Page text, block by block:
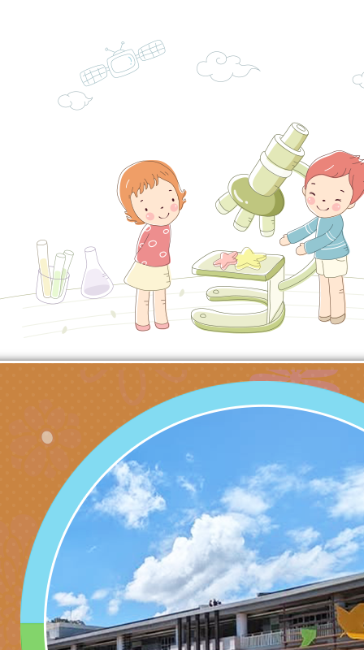
場線上座談會」活動
宣導影像素材
月份公共服務政策溝
其合輯一覽表1份（
https://reurl.cc/
檢送桃園市立慈文國
「115學年度體育班
函轉有關司法院辦理
財團法人人本教育文
擬舉辦『教出會思考
孩-2026森林小學巡
向AI對親子關係的挑
桃園市八德區大成國
辦「桃園市115學年
藝術才能音樂班鑑定
長說明會
有關本局製作本市「
站學生心理關懷平臺
桃園市平鎮區忠貞國
辦「桃園市115學年
藝術才能國樂班鑑定
長說明會
轉知國立高雄師範大
「2026全國特殊教
學術研討會」暨徵稿
函轉內政部檢送修正
反詐宣導影片連結一
函轉內政部為強化社
詐知能及宣導檢察官
官制度中協助被害人
製作相關宣導短片
檢送本市馬祖新村眷
區「馬村設計實驗室
味．茶味》特展海報
信誼基金會於3／14
【父母也需要被照顧
育兒中找回內在安定
心怡心理師主講】線
座
有關本市學生輔導諮
下簡稱輔諮中心)辦
上半年高國中小學學
生諮詢服務
檢送「桃園市特殊教
緒及行為問題支持資
114學年度第2學期
檢送桃園市政府LCD
（圖）片
檢送桃園市政府LED